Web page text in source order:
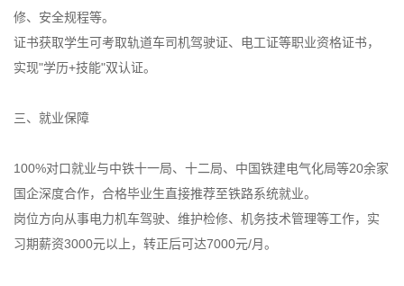
修、安全规程等。
证书获取学生可考取轨道车司机驾驶证、电工证等职业资格证书，
实现"学历+技能"双认证。
三、就业保障
100%对口就业与中铁十一局、十二局、中国铁建电气化局等20余家
国企深度合作，合格毕业生直接推荐至铁路系统就业。
岗位方向从事电力机车驾驶、维护检修、机务技术管理等工作，实
习期薪资3000元以上，转正后可达7000元/月。